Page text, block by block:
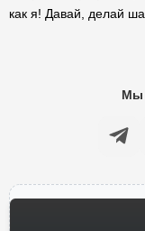
как я! Давай, делай
Мы